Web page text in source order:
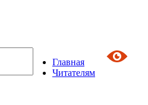
Главная
Читателям